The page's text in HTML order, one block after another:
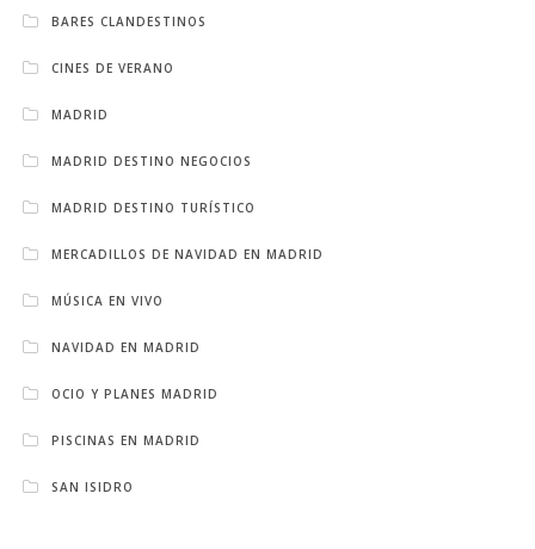
BARES CLANDESTINOS
CINES DE VERANO
MADRID
MADRID DESTINO NEGOCIOS
MADRID DESTINO TURÍSTICO
MERCADILLOS DE NAVIDAD EN MADRID
MÚSICA EN VIVO
NAVIDAD EN MADRID
OCIO Y PLANES MADRID
PISCINAS EN MADRID
SAN ISIDRO